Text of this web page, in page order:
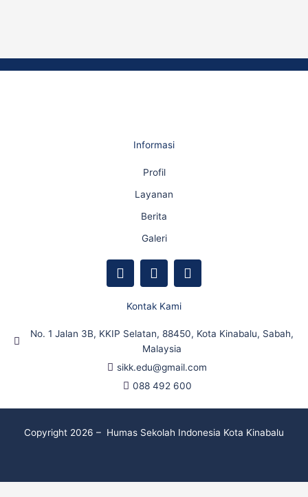
Informasi
Profil
Layanan
Berita
Galeri
F
a
e
o
k
Y
o
t
b
e
I
n
g
a
m
Kontak Kami
No. 1 Jalan 3B, KKIP Selatan, 88450, Kota Kinabalu, Sabah,
Malaysia
sikk.edu@gmail.com
088 492 600
Copyright 2026 – Humas Sekolah Indonesia Kota Kinabalu